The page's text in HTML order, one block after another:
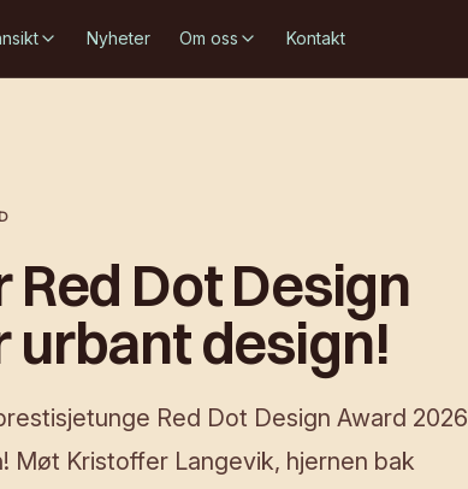
Nyheter Om oss Kontakt
Dot Design
urbant design!
Red Dot Design Award 2026
Møt Kristoffer Langevik, hjernen bak